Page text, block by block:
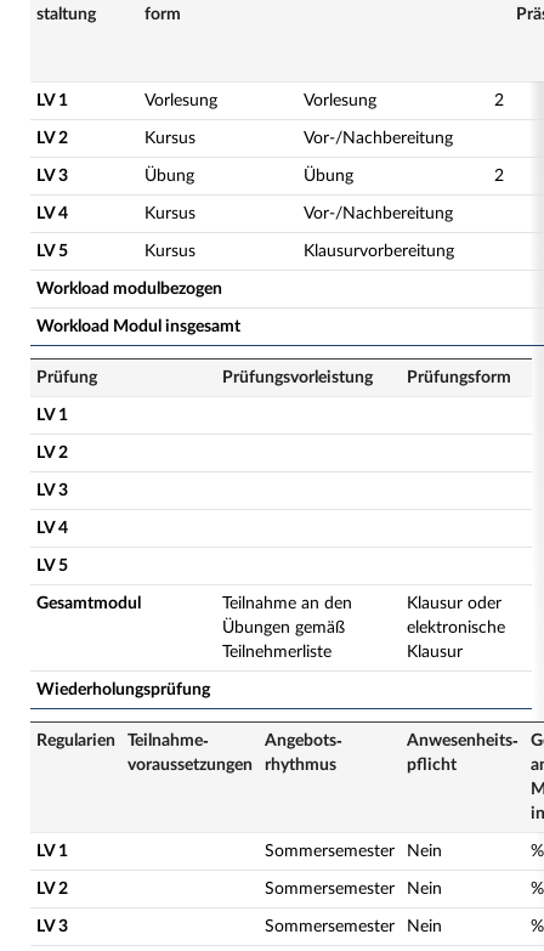
staltung
form
LV 1 Vorlesung Vorlesung 2
LV 2 Kursus Vor-/Nachbereitung
LV 3 Übung Übung 2
LV 4 Kursus Vor-/Nachbereitung
LV 5 Kursus Klausurvorbereitung
Workload modulbezogen
Workload Modul insgesamt
Prüfung Prüfungsvorleistung Prüfungsform
LV 1
LV 2
LV 3
LV 4
LV 5
Gesamtmodul
Teilnahme an den
Übungen gemäß
Teilnehmerliste
Klausur oder
elektronische
Klausur
Wiederholungsprüfung
Regularien
Teilnahme­
voraussetzungen
Angebots­
rhythmus
Anwesenheits­
pflicht
LV 1 Sommersemester Nein %
LV 2 Sommersemester Nein %
LV 3 Sommersemester Nein %